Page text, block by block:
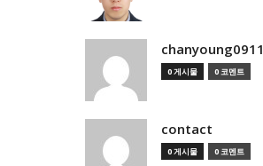
chanyoung0911
0 게시물 0 코멘트
contact
0 게시물 0 코멘트